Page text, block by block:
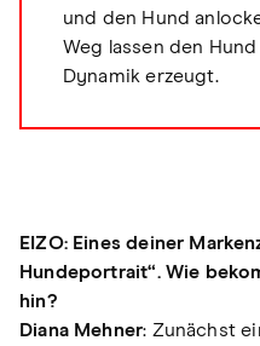
und den Hund
Weg lassen den
Dynamik erzeugt.
EIZO: Eines deiner
Hundeportrait“. Wie
hin?
Diana Mehner: Zunächst